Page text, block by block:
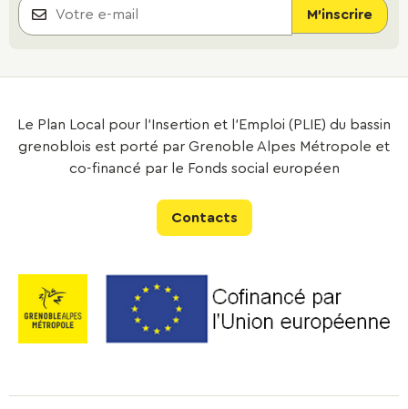
Le Plan Local pour l’Insertion et l’Emploi (PLIE) du bassin
grenoblois est porté par Grenoble Alpes Métropole et
co-financé par le Fonds social européen
Contacts